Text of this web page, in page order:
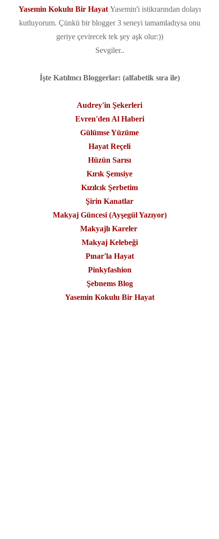
Yasemin Kokulu Bir HayatYasemin'i istikrarından dolayı
kutluyorum. Çünkü bir blogger 3 seneyi tamamladıysa onu
geriye çevirecek tek şey aşk olur:))
Sevgiler..
İşte Katılmcı Bloggerlar: (alfabetik sıra ile)
Audrey'in Şekerleri
Evren'den Al Haberi
Gülümse Yüzüme
Hayat Reçeli
Hüzün Sarısı
Kırık Şemsiye
Kızılcık Şerbetim
Şirin Kanatlar
Makyaj Güncesi (Ayşegül Yazıyor)
Makyajlı Kareler
Makyaj Kelebeği
Pınar'la Hayat
Pinkyfashion
Şebnems Blog
Yasemin Kokulu Bir Hayat